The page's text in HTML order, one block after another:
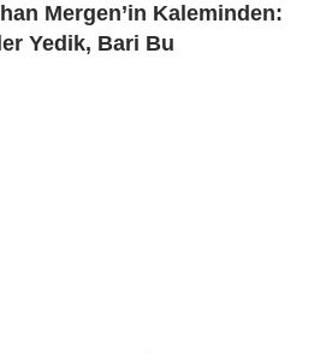
Mergen’in Kaleminden:
Yedik, Bari Bu